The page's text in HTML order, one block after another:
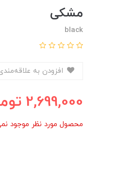
مشکی
black
2,699,000
محصول مورد نظر موجود